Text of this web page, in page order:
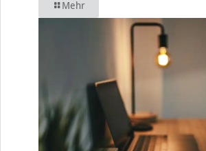
Mehr